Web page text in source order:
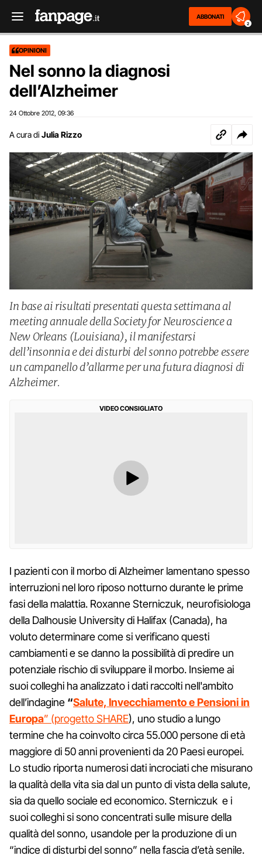
ABBONATI
2
OPINIONI
Nel sonno la diagnosi
dell’Alzheimer
24 Ottobre 2012 09:36
A cura di Julia Rizzo
In base ai risultati presentati questa settimana al
meeting annuale della Society for Neuroscience a
New Orleans (Louisiana), il manifestarsi
dell’insonnia e dei disturbi del sonno potrebbe essere
un campanello d’allarme per una futura diagnosi di
Alzheimer.
VIDEO CONSIGLIATO
I pazienti con il morbo di Alzheimer lamentano spesso
interruzioni nel loro riposo notturno durante le prime
fasi della malattia. Roxanne Sterniczuk, neurofisiologa
della Dalhousie University di Halifax (Canada), ha
voluto determinare come si verificano questi
cambiamenti e se danno la possibilità di predire un
potenziale rischio di sviluppare il morbo. Insieme ai
suoi colleghi ha analizzato i dati raccolti nell'ambito
dell’indagine “Salute, Invecchiamento e Pensioni in
Europa” (progetto SHARE), uno studio a lungo
termine che ha coinvolto circa 55.000 persone di età
maggiore di 50 anni provenienti da 20 Paesi europei.
Lo studio riporta numerosi dati incrociati che misurano
la qualità della vita sia dal un punto di vista della salute,
sia da quello sociale ed economico. Sterniczuk e i
suoi colleghi si sono concentrati sulle misure della
qualità del sonno, usandole per la produzione di un
“indice di disturbi del sonno” nella fascia d’età senile.